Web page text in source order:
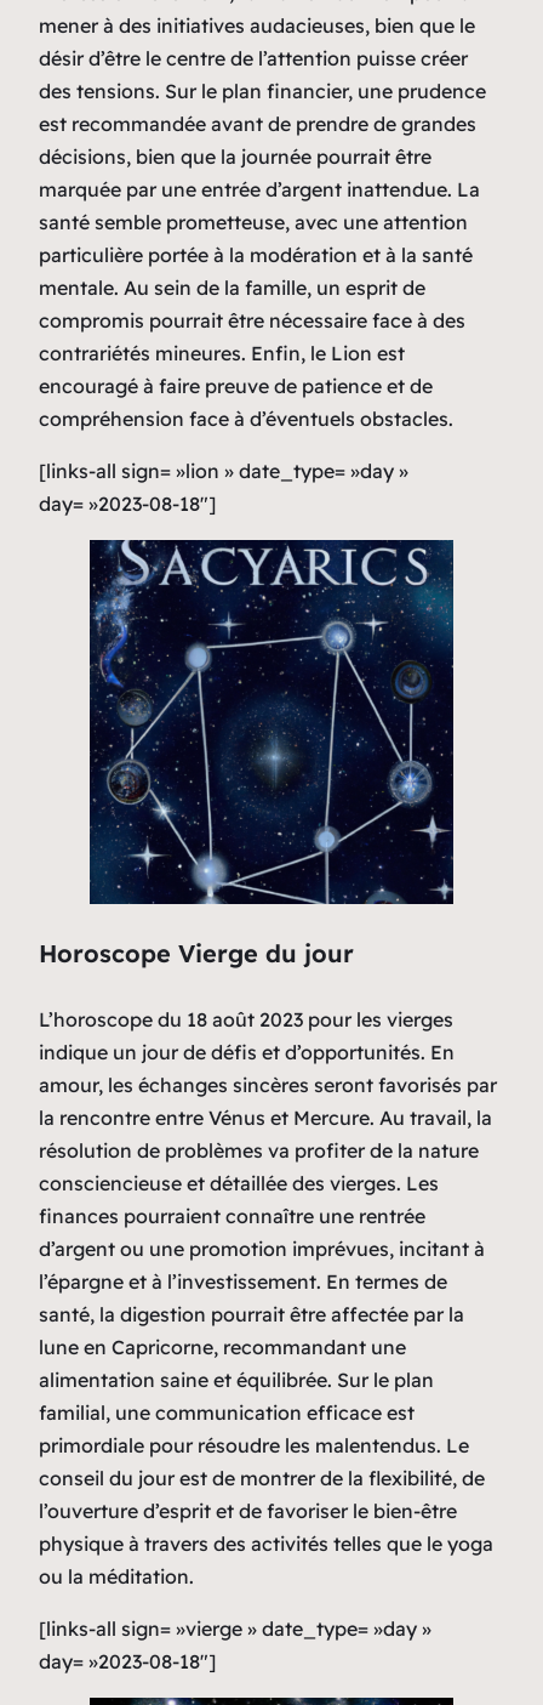
mener à des initiatives audacieuses, bien que le
désir d’être le centre de l’attention puisse créer
des tensions. Sur le plan financier, une prudence
est recommandée avant de prendre de grandes
décisions, bien que la journée pourrait être
marquée par une entrée d’argent inattendue. La
santé semble prometteuse, avec une attention
particulière portée à la modération et à la santé
mentale. Au sein de la famille, un esprit de
compromis pourrait être nécessaire face à des
contrariétés mineures. Enfin, le Lion est
encouragé à faire preuve de patience et de
compréhension face à d’éventuels obstacles.
[links-all sign= »lion » date_type= »day »
day= »2023-08-18″]
Horoscope Vierge du jour
L’horoscope du 18 août 2023 pour les vierges
indique un jour de défis et d’opportunités. En
amour, les échanges sincères seront favorisés par
la rencontre entre Vénus et Mercure. Au travail, la
résolution de problèmes va profiter de la nature
consciencieuse et détaillée des vierges. Les
finances pourraient connaître une rentrée
d’argent ou une promotion imprévues, incitant à
l’épargne et à l’investissement. En termes de
santé, la digestion pourrait être affectée par la
lune en Capricorne, recommandant une
alimentation saine et équilibrée. Sur le plan
familial, une communication efficace est
primordiale pour résoudre les malentendus. Le
conseil du jour est de montrer de la flexibilité, de
l’ouverture d’esprit et de favoriser le bien-être
physique à travers des activités telles que le yoga
ou la méditation.
[links-all sign= »vierge » date_type= »day »
day= »2023-08-18″]